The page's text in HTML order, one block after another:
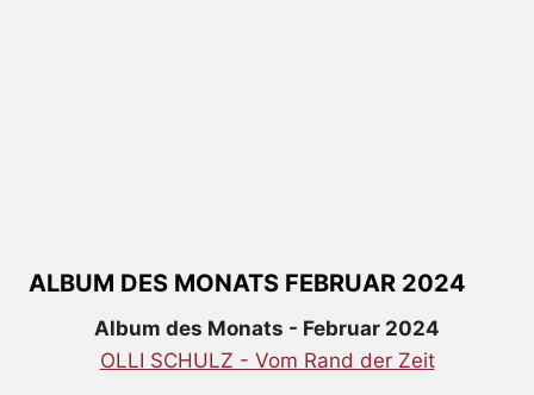
ALBUM DES MONATS FEBRUAR 2024
Album des Monats - Februar 2024
OLLI SCHULZ - Vom Rand der Zeit